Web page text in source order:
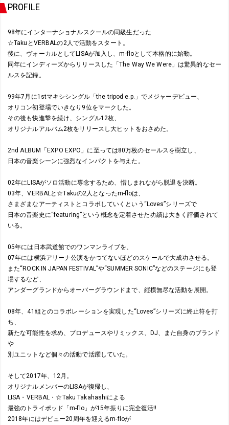
PROFILE
98年にインターナショナルスクールの同級生だった
☆TakuとVERBALの2人で活動をスタート。
後に、ヴォーカルとしてLISAが加入し、m-floとして本格的に始動。
同年にインディーズからリリースした「The Way We Were」は驚異的なセー
ルスを記録。
99年7月に1stマキシシングル「the tripod e.p.」でメジャーデビュー、
オリコン初登場でいきなり9位をマークした。
その後も快進撃を続け、シングル12枚、
オリジナルアルバム2枚をリリースし大ヒットをおさめた。
2nd ALBUM「EXPO EXPO」に至っては80万枚のセールスを樹立し、
日本の音楽シーンに強烈なインパクトを与えた。
02年にLISAがソロ活動に専念するため、惜しまれながら脱退を決断。
03年、VERBALと☆Takuの2人となったm-floは、
さまざまなアーティストとコラボしていくという“Loves”シリーズで
日本の音楽史に“featuring”という概念を定着させた功績は大きく評価されて
いる。
05年には日本武道館でのワンマンライブを、
07年には横浜アリーナ公演をかつてないほどのスケールで大成功させる。
また“ROCK IN JAPAN FESTIVAL”や“SUMMER SONIC”などのステージにも登
場するなど、
アンダーグランドからオーバーグラウンドまで、縦横無尽な活動を展開。
08年、41組とのコラボレーションを実現した“Loves”シリーズに終止符を打
ち、
新たな可能性を求め、プロデュースやリミックス、DJ、また自身のブランド
や
別ユニットなど個々の活動で活躍していた。
そして2017年、12月。
オリジナルメンバーのLISAが復帰し、
LISA・VERBAL・☆Taku Takahashiによる
最強のトライポッド「m-flo」が15年振りに完全復活!!
2018年にはデビュー20周年を迎えるm-floが